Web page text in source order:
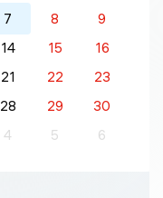
7 8
9
14 15
16
21 22
23
28 29
30
4 5 6